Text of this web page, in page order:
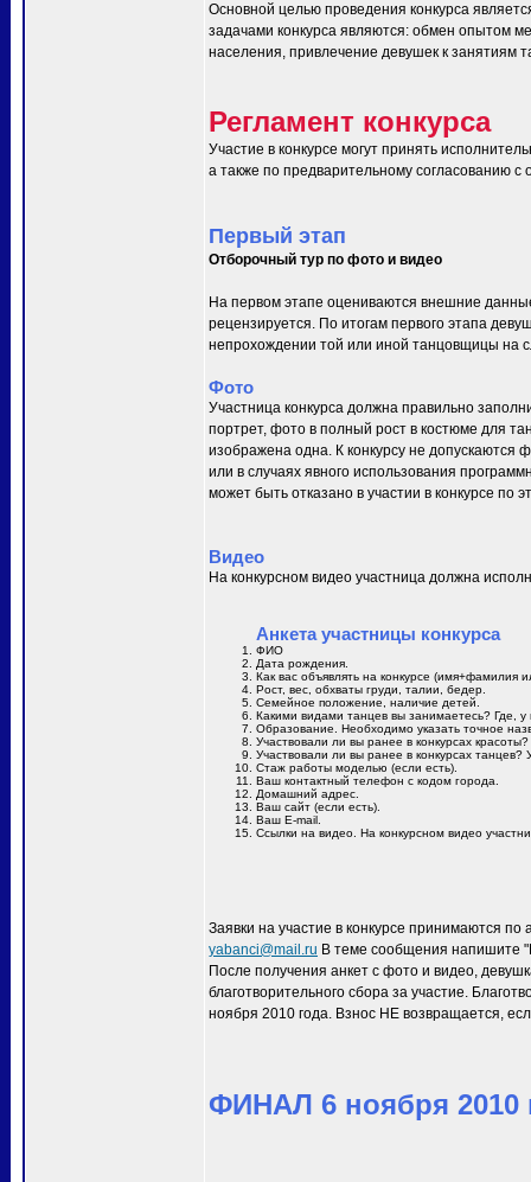
Основной целью проведения конкурса
задачами конкурса являются: обмен опытом
населения, привлечение девушек к занятиям
Регламент конкурса
Участие в конкурсе могут принять
а также по предварительному согласованию с
Первый этап
Отборочный тур по фото и видео
На первом этапе оцениваются внешние
рецензируется. По итогам первого этапа
непрохождении той или иной танцовщицы на
Фото
Участница конкурса должна правильно
портрет, фото в полный рост в костюме для
изображена одна. К конкурсу не допускаются
или в случаях явного использования
может быть отказано в участии в конкурсе по
Видео
На конкурсном видео участница должна
Анкета участницы конкурса
ФИО
Дата рождения.
Как вас объявлять на конкурсе (имя+фамилия
Рост, вес, обхваты груди, талии, бедер.
Семейное положение, наличие детей.
Какими видами танцев вы занимаетесь? Где,
Образование. Необходимо указать точное
Участвовали ли вы ранее в конкурсах
Участвовали ли вы ранее в конкурсах
Стаж работы моделью (если есть).
Ваш контактный телефон с кодом города.
Домашний адрес.
Ваш сайт (если есть).
Ваш E-mail.
Ссылки на видео. На конкурсном видео
Заявки на участие в конкурсе принимаются по
yabanci@mail.ru В теме сообщения напишите
После получения анкет с фото и видео,
благотворительного сбора за участие.
ноября 2010 года. Взнос НЕ возвращается,
ФИНАЛ 6 ноября 2010